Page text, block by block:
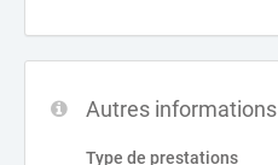
Autres informations
Type de prestations